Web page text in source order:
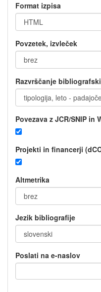
Format izpisa
Povzetek, izvleček
Razvrščanje
Povezava z JCR/SNIP in
Projekti in financerji
Altmetrika
Jezik bibliografije
Poslati na e-naslov